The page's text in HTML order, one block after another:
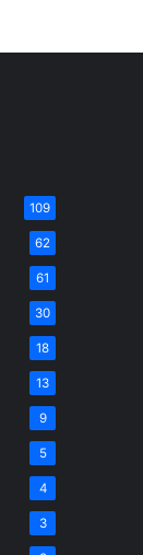
109
62
61
30
18
13
9
5
4
3